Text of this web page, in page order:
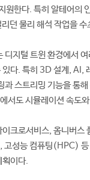
원한다. 특히 알테어
던 물리 해석 작업을
지털 트윈 환경에서
다. 특히 3D 설계, AI,
스트리밍 기능을 통
서도 시뮬레이션 속도
크로서비스, 옴니버스
성능 컴퓨팅(HPC)
획이다.